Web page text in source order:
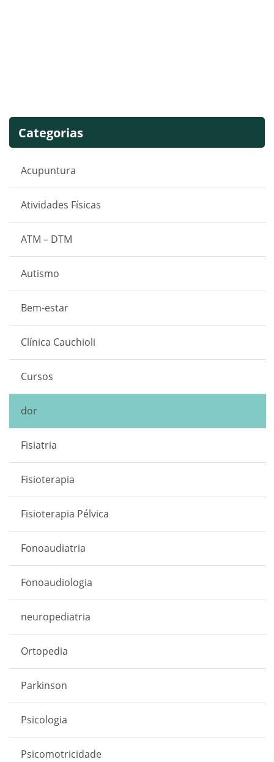
Categorias
Acupuntura
Atividades Físicas
ATM – DTM
Autismo
Bem-estar
Clínica Cauchioli
Cursos
dor
Fisiatria
Fisioterapia
Fisioterapia Pélvica
Fonoaudiatria
Fonoaudiologia
neuropediatria
Ortopedia
Parkinson
Psicologia
Psicomotricidade